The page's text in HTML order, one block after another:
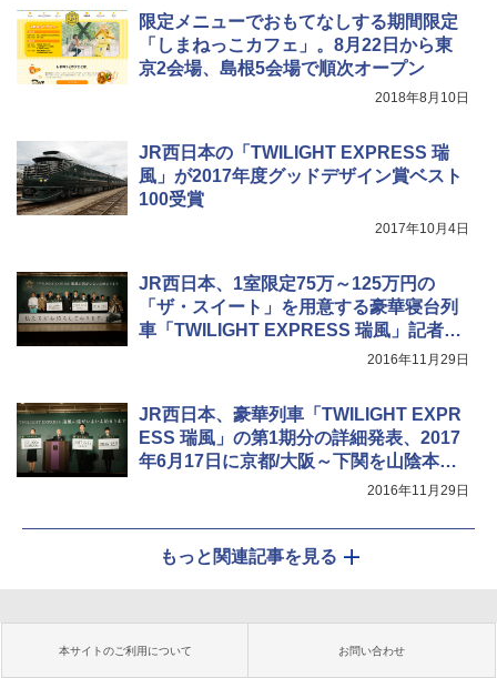
限定メニューでおもてなしする期間限定
「しまねっこカフェ」。8月22日から東
京2会場、島根5会場で順次オープン
2018年8月10日
JR西日本の「TWILIGHT EXPRESS 瑞
風」が2017年度グッドデザイン賞ベスト
100受賞
2017年10月4日
JR西日本、1室限定75万～125万円の
「ザ・スイート」を用意する豪華寝台列
車「TWILIGHT EXPRESS 瑞風」記者会
2016年11月29日
JR西日本、豪華列車「TWILIGHT EXPR
ESS 瑞風」の第1期分の詳細発表、2017
年6月17日に京都/大阪～下関を山陰本線
2016年11月29日
もっと関連記事を見る
本サイトのご利用について お問い合わせ